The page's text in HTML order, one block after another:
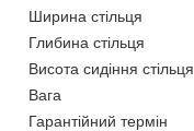
Ширина стільця
Глибина стільця
Висота сидіння стільця
Вага
Гарантійний термін